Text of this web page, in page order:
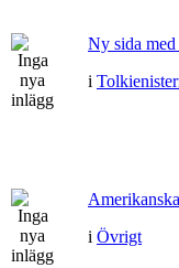
Ny sida
i
i Övrigt